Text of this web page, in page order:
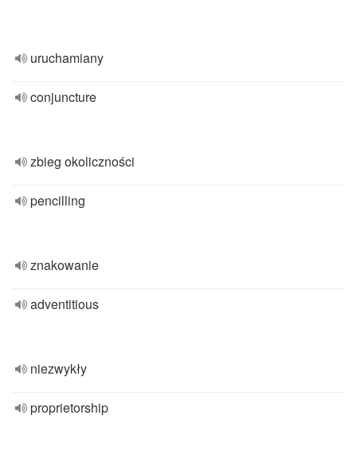
uruchamiany
conjuncture
zbieg okoliczności
pencilling
znakowanie
adventitious
niezwykły
proprietorship